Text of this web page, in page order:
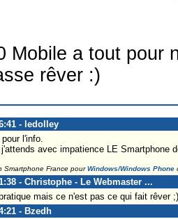
Mobile a tout pour
rêver :)
- ledolley
l'info.
avec impatience LE Smartphone
Smartphone France pourWindows/Windows Phone
- Christophe - Le Webmaster ...
mais ce n'est pas ce qui fait rêver ;)
- Bzedh